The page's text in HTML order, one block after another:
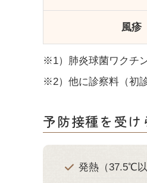
風疹
※1）肺炎球菌ワクチ
※2）他に診察料（初
予防接種を受
発熱（37.5℃